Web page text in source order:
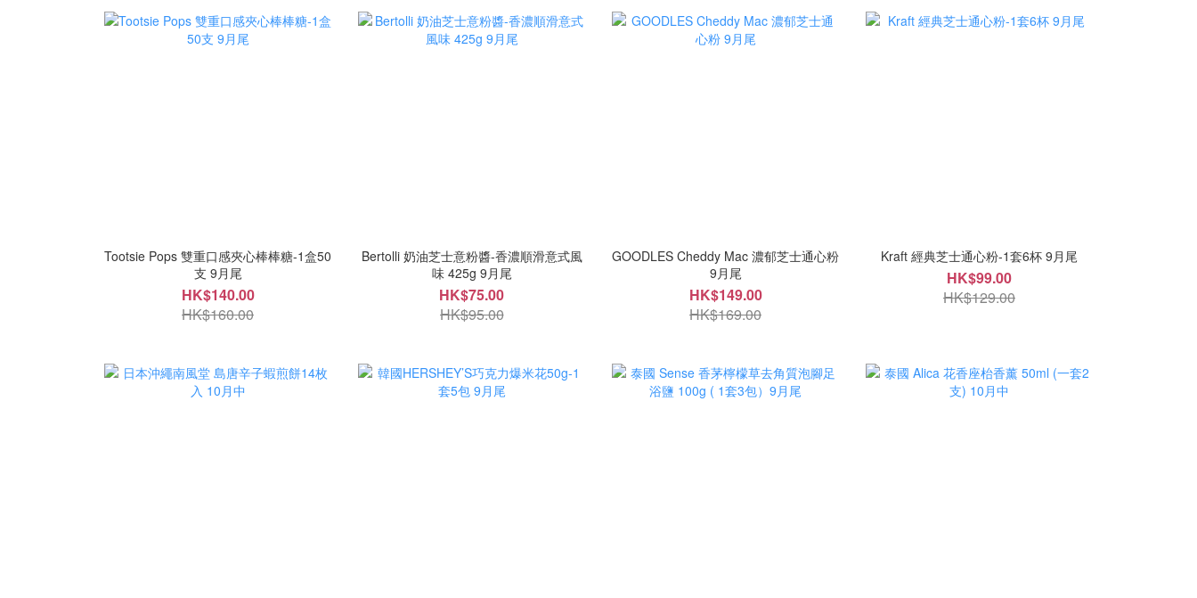
Tootsie Pops 雙重口感夾心棒棒糖-1盒50
支 9月尾
HK$140.00
HK$160.00
Bertolli 奶油芝士意粉醬-香濃順滑意式風
味 425g 9月尾
HK$75.00
HK$95.00
GOODLES Cheddy Mac 濃郁芝士通心粉
9月尾
HK$149.00
HK$169.00
Kraft 經典芝士通心粉-1套6杯 9月尾
HK$99.00
HK$129.00